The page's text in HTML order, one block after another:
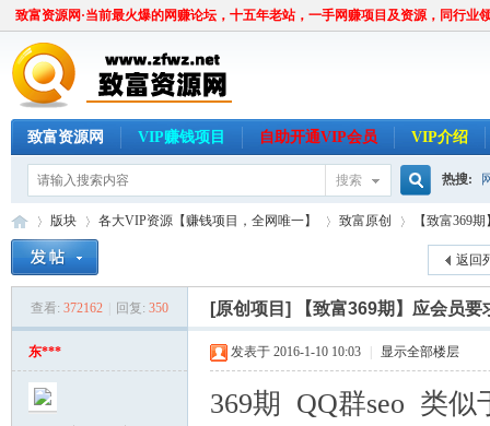
致富资源网·当前最火爆的网赚论坛，十五年老站，一手网赚项目及资源，同行业
致富资源网 VIP赚钱项目 自助开通VIP会员 VIP介绍
搜索
搜
热搜:
»
版块
›
各大VIP资源【赚钱项目，全网唯一】
›
致富原创
›
【致富369
返回
查看: 372162 回复: 350 [原创项目] 【致富369期】应会员
东*** 发表于 2016-1-10 10:03 显示全部楼层
369期 QQ群seo 类似